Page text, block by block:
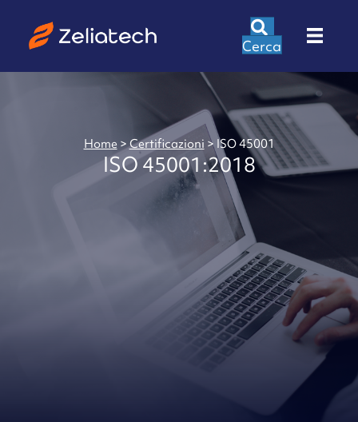
Cerca
Home >Certificazioni > ISO 45001
ISO 45001:2018